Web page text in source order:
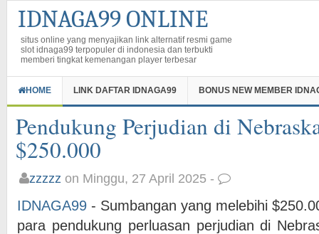
IDNAGA99 ONLINE
situs online yang menyajikan link alternatif resmi game
slot idnaga99 terpopuler di indonesia dan terbukti
memberi tingkat kemenangan player terbesar
HOME LINK DAFTAR IDNAGA99 BONUS NEW MEMBER
Pendukung Perjudian di
$250.000
zzzzz on Minggu, 27 April 2025 -
IDNAGA99 - Sumbangan yang melebihi
para pendukung perluasan perjudian di